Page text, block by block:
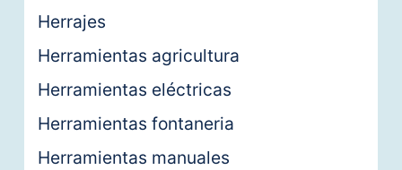
Herrajes
Herramientas agricultura
Herramientas eléctricas
Herramientas fontaneria
Herramientas manuales